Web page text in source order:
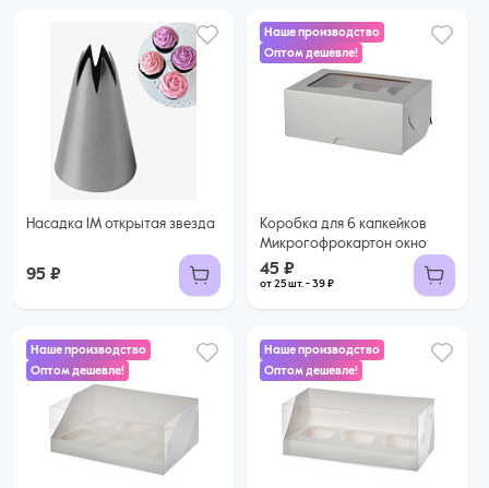
Насадка 1М открытая звезда
95 ₽
Наше производство
Оптом дешевле!
Коробка для 6 капкейков
Микрогофрокартон окно
45 ₽
от 25 шт. - 39 ₽
45 ₽
39 ₽ за шт. при заказе от 25 шт.
Купить оптом
Наше производство
Оптом дешевле!
47 ₽
44 ₽ за шт. при заказе от 50 шт.
Наше производство
Оптом дешевле!
43 ₽
39 ₽ за шт. при заказе от 50 шт.